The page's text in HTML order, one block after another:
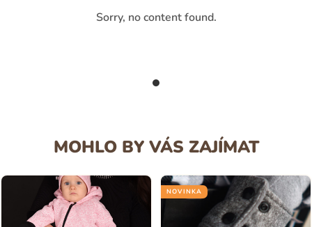
Sorry, no content found.
MOHLO BY VÁS ZAJÍMAT
NOVINKA